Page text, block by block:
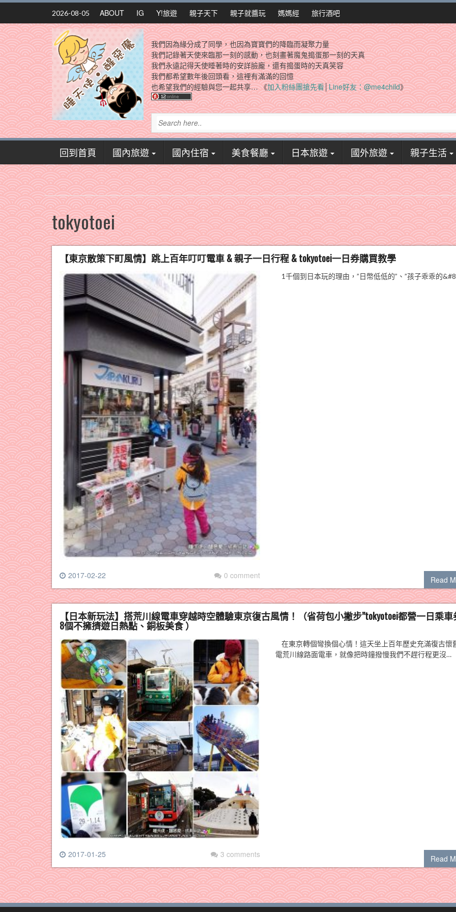
Skip
content
2026-08-05 ABOUT IG Y!旅遊 親子天下 親子就醬玩 媽媽經 旅行酒吧
我們因為緣分成了同學，也因為寶寶們的降臨而凝聚力量
我們記錄著天使來臨那一刻的感動，也刻畫著魔鬼搗蛋那一刻的天真
我們永遠記得天使睡著時的安詳臉龐，還有搗蛋時的天真笑容
我們都希望數年後回頭看，這裡有滿滿的回憶
也希望我們的經驗與您一起共享… 《加入粉絲團搶先看│Line好友：@me4child》
回到首頁 國內旅遊 國內住宿 美食餐廳 日本旅遊 國外旅遊 親子生活
tokyotoei
【東京散策下町風情】跳上百年叮叮電車 & 親子一日行程 & tokyotoei一日券購買教學
2017-02-22 0 comment
1千個到日本玩的理由，”日幣低低的”、”孩子乖乖的
Read
【日本新玩法】搭荒川線電車穿越時空體驗東京復古風情！（省荷包小撇步”tokyotoei都營一日乘車
8個不擁擠遊日熱點、銅板美食 ）
2017-01-25 3 comments
在東京轉個彎換個心情！這天坐上百年歷史充滿復古懷
電荒川線路面電車，就像把時鐘撥慢我們不趕行程更沒…
Read